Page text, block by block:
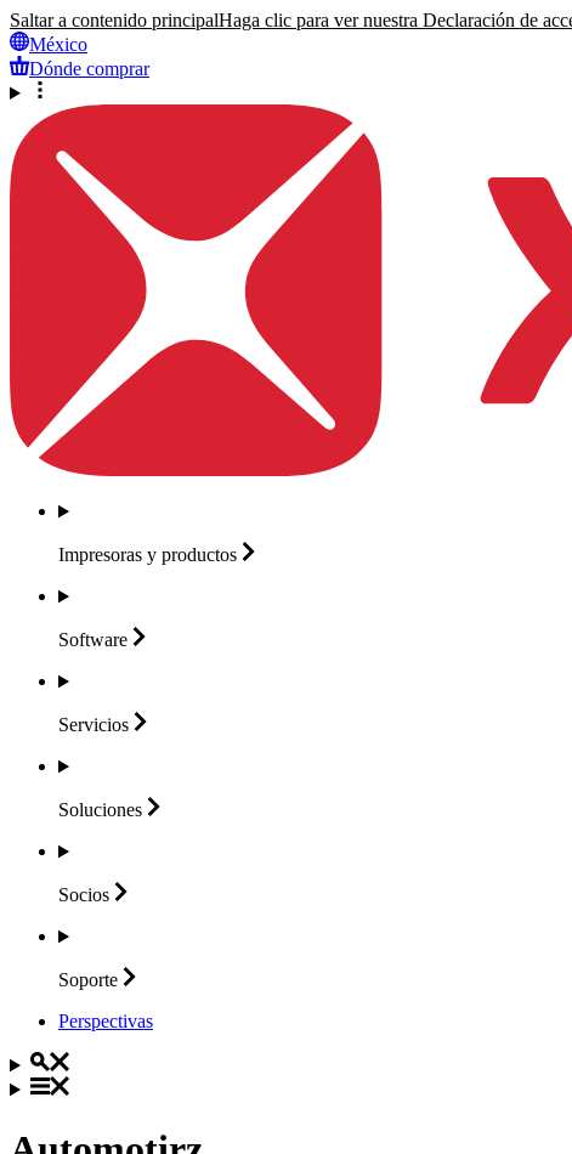
Saltar a contenido principalHaga clic para ver nuestra Declaración de
México
Dónde comprar
Impresoras y productos
Software
Servicios
Soluciones
Socios
Soporte
Perspectivas